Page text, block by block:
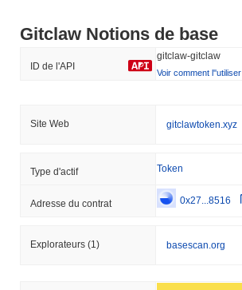
Gitclaw Notions de base
ID de l'API
gitclaw-gitclaw
Voir comment l''utiliser
Site Web gitclawtoken.xyz
Type d'actif Token
Adresse du contrat 0x27...8516
Explorateurs (1) basescan.org